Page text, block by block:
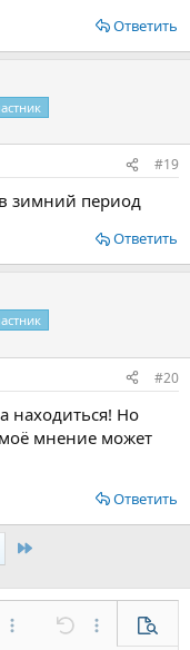
Ответить
#19
зимний период
Ответить
#20
находиться! Но
мнение может
Ответить
список
изображение
Дополнительно...
Отменить